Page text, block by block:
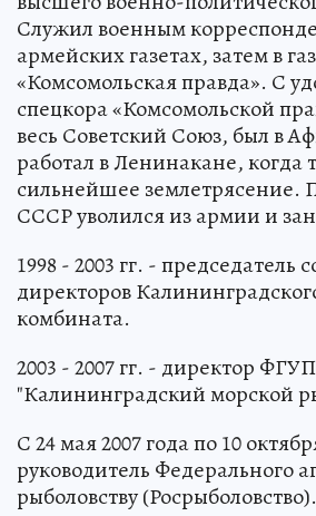
Служил военным
армейских газетах, затем в
«Комсомольская правда». С
спецкора «Комсомольской
весь Советский Союз, был в
работал в Ленинакане, когда
сильнейшее землетрясение.
СССР уволился из армии и
1998 - 2003 гг. - председатель
директоров
комбината.
2003 - 2007 гг. - директор ФГУП
"Калининградский морской
С 24 мая 2007 года по 10
руководитель Федерального
рыболовству (Росрыболовство).